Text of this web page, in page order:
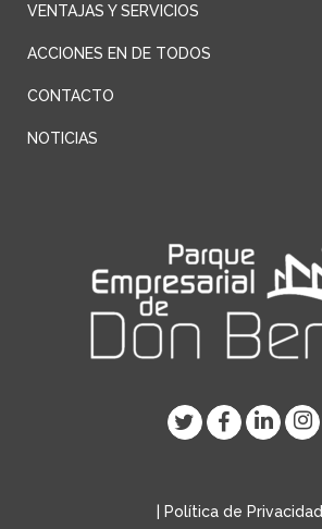
VENTAJAS Y SERVICIOS
ACCIONES EN DE TODOS
CONTACTO
NOTICIAS
Política de Privacidad